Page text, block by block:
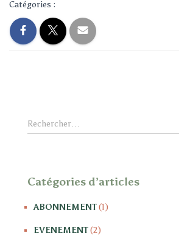
Catégories :
R
e
r
Rechercher…
Catégories d’articles
ABONNEMENT(1)
EVENEMENT(2)